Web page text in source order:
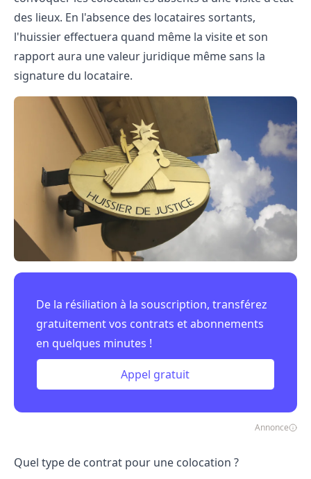
des lieux. En l'absence des locataires sortants,
l'huissier effectuera quand même la visite et son
rapport aura une valeur juridique même sans la
signature du locataire.
De la résiliation à la souscription, transférez
gratuitement vos contrats et abonnements
en quelques minutes !
Appel gratuit
Annonce
Quel type de contrat pour une colocation ?